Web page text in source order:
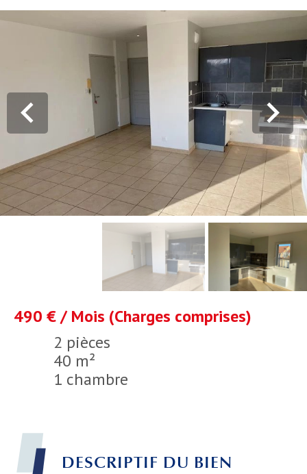
2 pièces
40 m²
1 chambre
490 € / Mois (Charges comprises)
DESCRIPTIF DU BIEN